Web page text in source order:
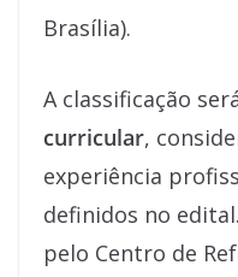
Brasília).
A classificação
curricular,
experiência
definidos no
pelo Centro de